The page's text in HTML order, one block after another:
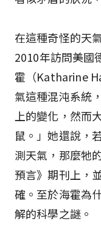
在這種奇怪的天
2010年訪問美國
霍（Katharine
氣這種混沌系統
上的變化，然而
鼠。」她還說，
測天氣，那麼牠
預言》期刊上，
確。至於海霍為
解的科學之謎。